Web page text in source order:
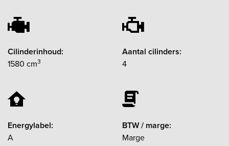
Cilinderinhoud:
1580 cm3
Aantal cilinders:
4
Energylabel:
A
BTW / marge:
Marge